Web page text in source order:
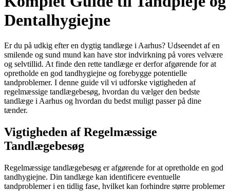
Dentalhygiejne
Er du på udkig efter en dygtig tandlæge i Aarhus? Udseendet af en
smilende og sund mund kan have stor indvirkning på vores velvære
og selvtillid. At finde den rette tandlæge er derfor afgørende for at
opretholde en god tandhygiejne og forebygge potentielle
tandproblemer. I denne guide vil vi udforske vigtigheden af
regelmæssige tandlægebesøg, hvordan du vælger den bedste
tandlæge i Aarhus og hvordan du bedst muligt passer på dine
tænder.
Vigtigheden af Regelmæssige
Tandlægebesøg
Regelmæssige tandlægebesøg er afgørende for at opretholde en god
tandhygiejne. Din tandlæge kan identificere eventuelle
tandproblemer i en tidlig fase, hvilket kan forhindre større problemer